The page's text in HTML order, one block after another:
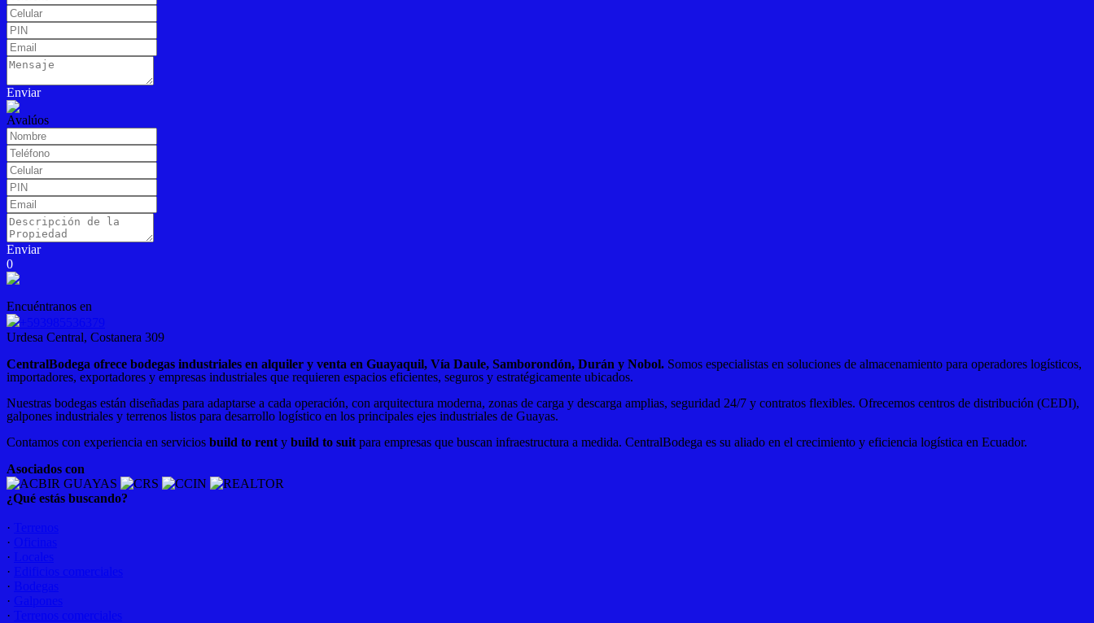
Enviar
Avalúos
Enviar
0
Encuéntranos en
Urdesa Central, Costanera 309
CentralBodega ofrece bodegas industriales en alquiler y venta en Guayaquil, Vía Daule, Samborondón, Durán y Nobol. Somos especialistas en soluciones de almacenamiento para operadores logísticos,
importadores, exportadores y empresas industriales que requieren espacios eficientes, seguros y estratégicamente ubicados.
Nuestras bodegas están diseñadas para adaptarse a cada operación, con arquitectura moderna, zonas de carga y descarga amplias, seguridad 24/7 y contratos flexibles. Ofrecemos centros de distribución (CEDI),
galpones industriales y terrenos listos para desarrollo logístico en los principales ejes industriales de Guayas.
Contamos con experiencia en servicios build to rent y build to suit para empresas que buscan infraestructura a medida. CentralBodega es su aliado en el crecimiento y eficiencia logística en Ecuador.
Asociados con
¿Qué estás buscando?
·
·
·
·
·
·
·